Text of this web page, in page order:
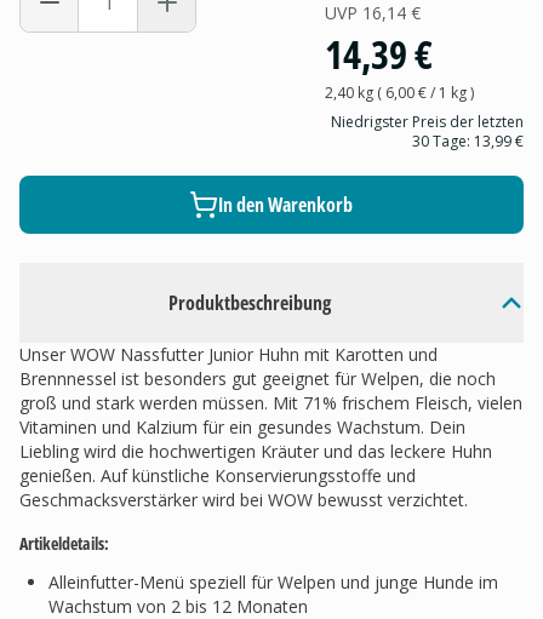
Produktbeschreibung
Unser WOW Nassfutter Junior Huhn mit Karotten und
Brennnessel ist besonders gut geeignet für Welpen, die noch
groß und stark werden müssen. Mit 71% frischem Fleisch, vielen
Vitaminen und Kalzium für ein gesundes Wachstum. Dein
Liebling wird die hochwertigen Kräuter und das leckere Huhn
genießen. Auf künstliche Konservierungsstoffe und
Geschmacksverstärker wird bei WOW bewusst verzichtet.
Artikeldetails:
Alleinfutter-Menü speziell für Welpen und junge Hunde im
Wachstum von 2 bis 12 Monaten
UVP 16,14 €
14,39 €
2,40 kg( 6,00 €/ 1 kg)
Niedrigster Preis der letzten
30 Tage: 13,99 €
In den Warenkorb